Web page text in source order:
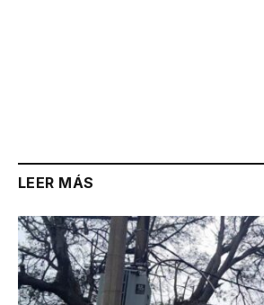
LEER MÁS